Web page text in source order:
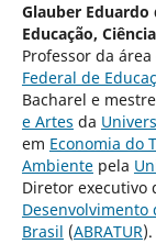
Glauber Eduardo
Educação,
Professor da área
Federal de
Bacharel e
e Artes da
em Economia do
Ambientepela
Diretor executivo
Desenvolvimento
Brasil (ABRATUR).